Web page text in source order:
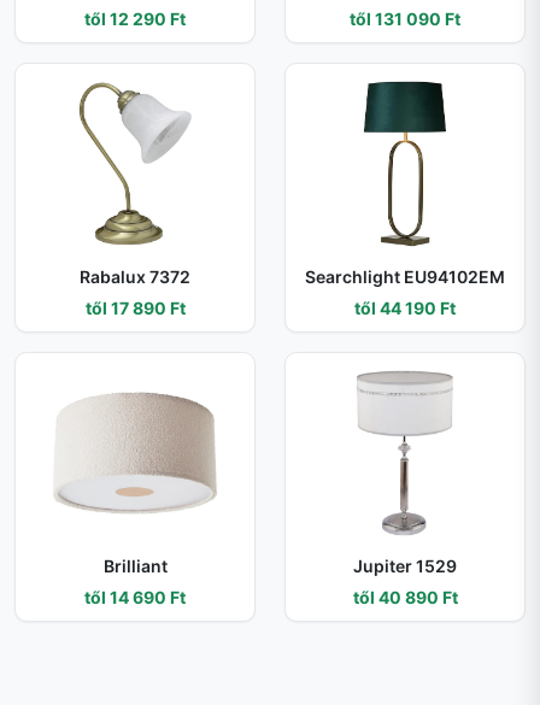
től 12 290 Ft
től 131 090 Ft
Rabalux 7372
től 17 890 Ft
Searchlight EU94102EM
től 44 190 Ft
Brilliant
től 14 690 Ft
Jupiter 1529
től 40 890 Ft